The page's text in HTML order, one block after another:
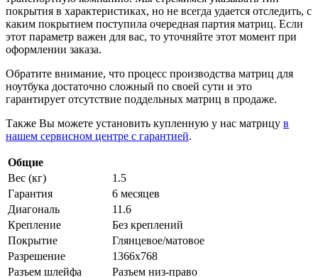
покрытия в характеристиках, но не всегда удается отследить, с
каким покрытием поступила очередная партия матриц. Если
этот параметр важен для вас, то уточняйте этот момент при
оформлении заказа.
Обратите внимание, что процесс производства матриц для
ноутбука достаточно сложный по своей сути и это
гарантирует отсутствие поддельных матриц в продаже.
Также Вы можете установить купленную у нас матрицу в
нашем сервисном центре с гарантией.
Общие
Вес (кг)
1.5
Гарантия
6 месяцев
Диагональ
11.6
Крепление
Без креплений
Покрытие
Глянцевое/матовое
Разрешение
1366x768
Разъем шлейфа
Разъем низ-право